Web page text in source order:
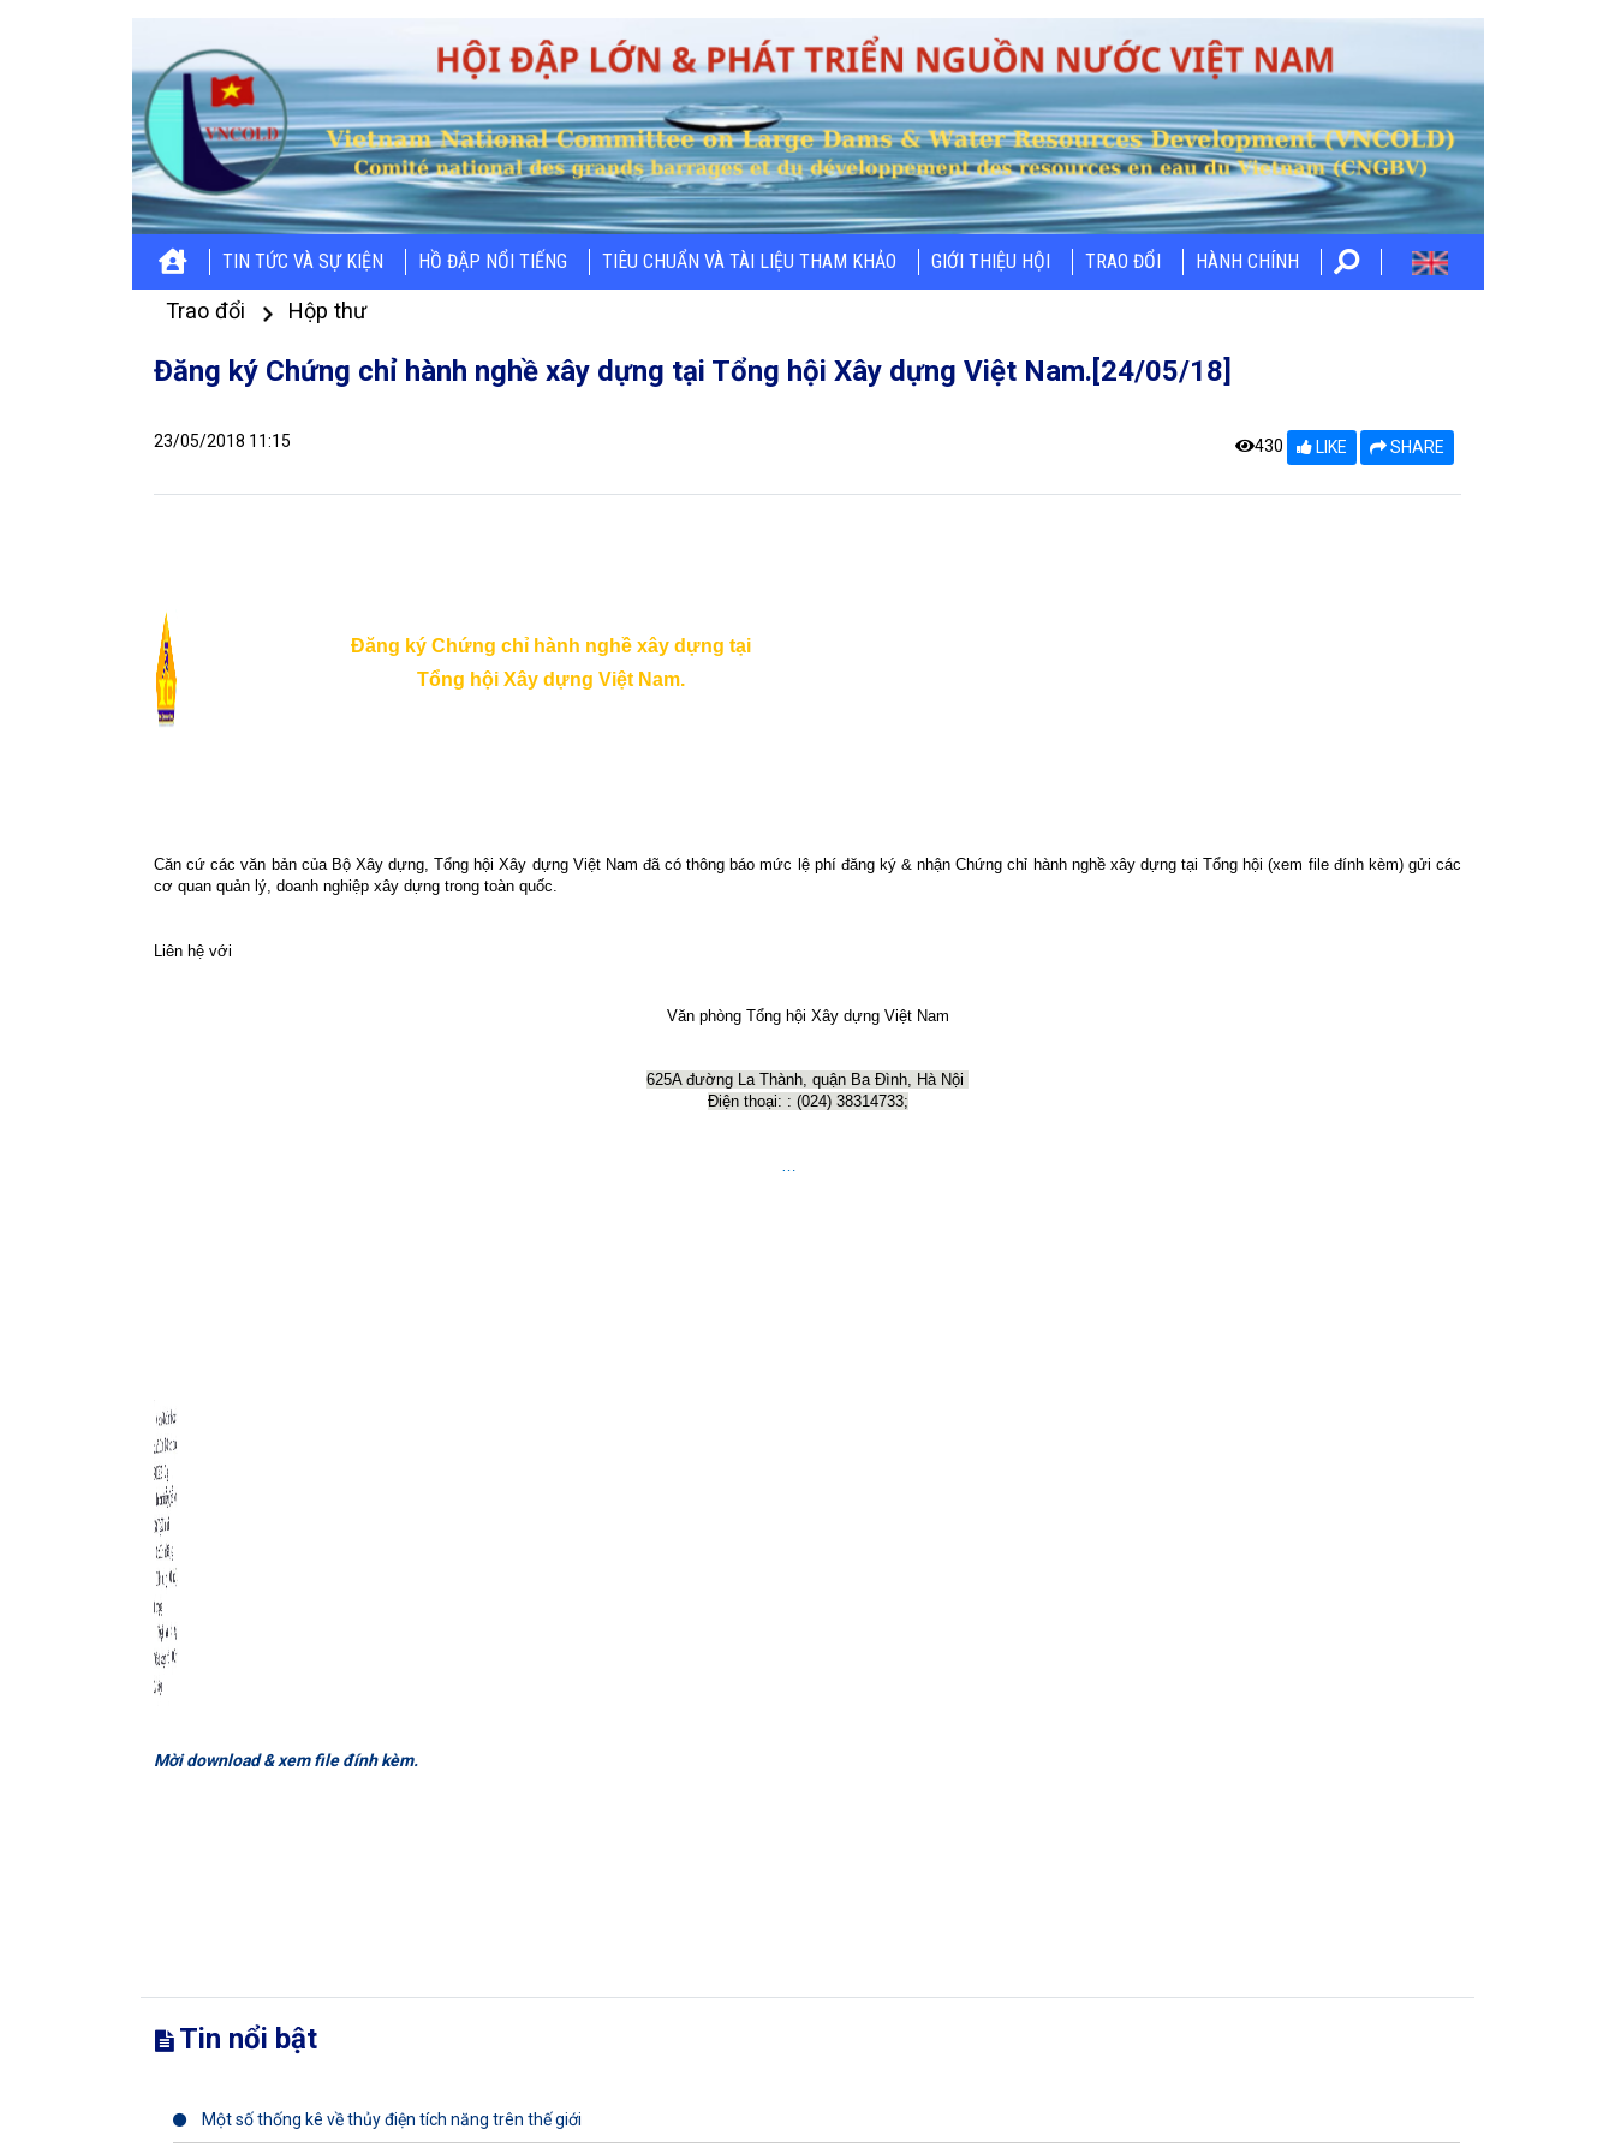
TIN TỨC VÀ SỰ KIỆN HỒ ĐẬP NỔI TIẾNG TIÊU CHUẨN VÀ TÀI LIỆU THAM KHẢO GIỚI THIỆU HỘI TRAO ĐỔI HÀNH CHÍNH
Trao đổi Hộp thư
Đăng ký Chứng chỉ hành nghề xây dựng tại Tổng hội Xây dựng Việt Nam.[24/05/18]
23/05/2018 11:15 430 LIKE SHARE
Đăng ký Chứng chỉ hành nghề xây dựng tại
Tổng hội Xây dựng Việt Nam.
Căn cứ các văn bản của Bộ Xây dựng, Tổng hội Xây dựng Việt Nam đã có thông báo mức lệ phí đăng ký & nhận Chứng chỉ hành nghề xây dựng tại Tổng hội (xem file đính kèm) gửi các
cơ quan quản lý, doanh nghiệp xây dựng trong toàn quốc.
Liên hệ với
Văn phòng Tổng hội Xây dựng Việt Nam
625A đường La Thành, quận Ba Đình, Hà Nội
Điện thoại: : (024) 38314733;
Mời download & xem file đính kèm.
Tin nổi bật
Một số thống kê về thủy điện tích năng trên thế giới